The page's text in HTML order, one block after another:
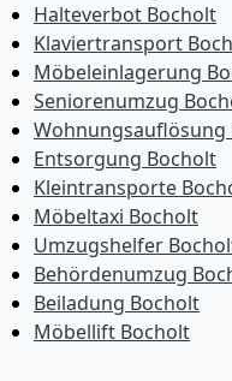
Halteverbot Bocholt
Klaviertransport
Möbeleinlagerung
Seniorenumzug
Wohnungsauflösung
Entsorgung Bocholt
Kleintransporte
Möbeltaxi Bocholt
Umzugshelfer
Behördenumzug
Beiladung Bocholt
Möbellift Bocholt